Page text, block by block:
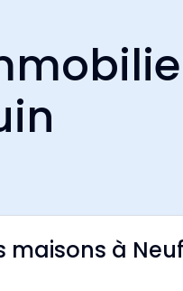
maisons à